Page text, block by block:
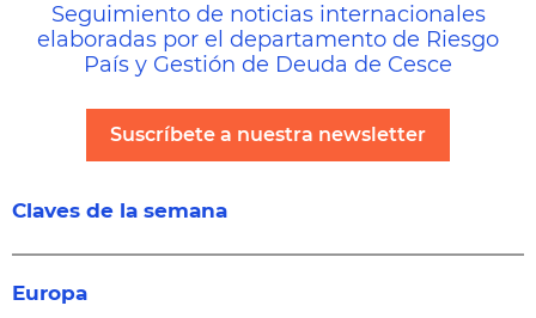
Seguimiento de noticias internacionales
elaboradas por el departamento de Riesgo
País y Gestión de Deuda de Cesce
Suscríbete a nuestra newsletter
Claves de la semana
Europa